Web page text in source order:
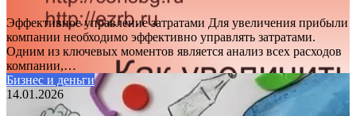
Эффективное управление затратами Для увеличения прибыли
компании необходимо эффективно управлять затратами.
Одним из ключевых моментов является анализ всех расходов
компании,…
Бизнес и деньги
14.01.2026